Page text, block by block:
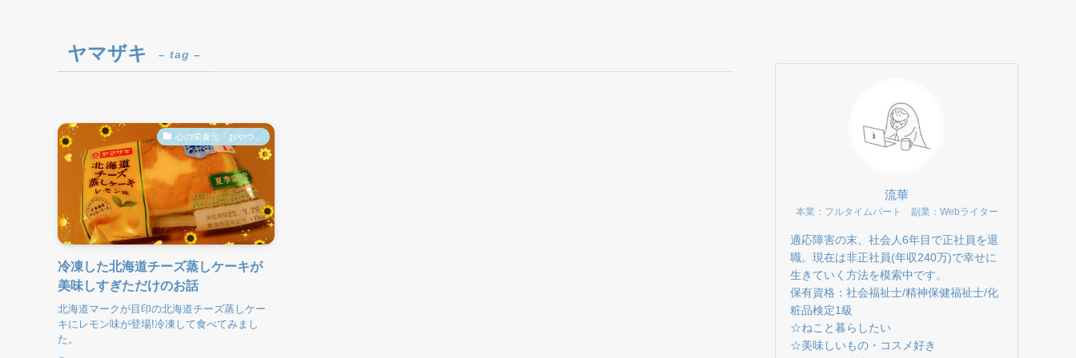
ヤマザキ – tag –
心の栄養元「おやつ」
冷凍した北海道チーズ蒸しケーキが
美味しすぎただけのお話
北海道マークが目印の北海道チーズ蒸しケー
キにレモン味が登場!冷凍して食べてみまし
た。
流華
本業：フルタイムパート 副業：Webライター
適応障害の末、社会人6年目で正社員を退
職。現在は非正社員(年収240万)で幸せに
生きていく方法を模索中です。
保有資格：社会福祉士/精神保健福祉士/化
粧品検定1級
☆ねこと暮らしたい
☆美味しいもの・コスメ好き